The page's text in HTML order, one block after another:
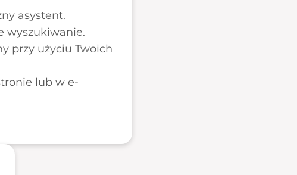
asystent.
wyszukiwanie.
przy użyciu Twoich
lub w e-